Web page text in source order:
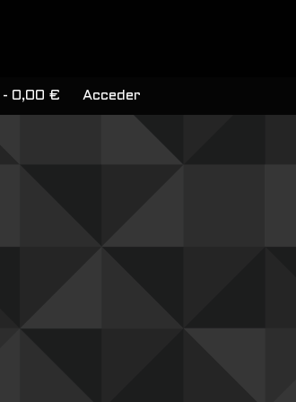
0,00 € Acceder